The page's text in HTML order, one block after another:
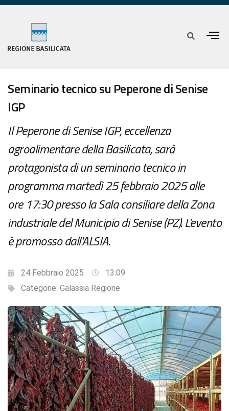
Seminario tecnico su Peperone di Senise
IGP
Il Peperone di Senise IGP, eccellenza
agroalimentare della Basilicata, sarà
protagonista di un seminario tecnico in
programma martedì 25 febbraio 2025 alle
ore 17:30 presso la Sala consiliare della Zona
industriale del Municipio di Senise (PZ). L’evento
è promosso dall'ALSIA.
24 Febbraio 2025
13:09
Categorie: Galassia Regione